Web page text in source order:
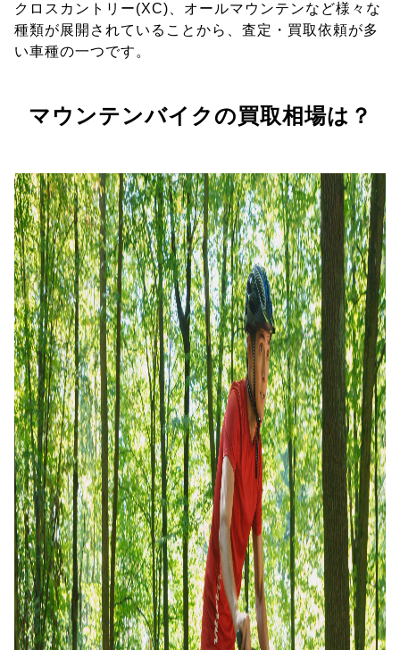
クロスカントリー(XC)、オールマウンテンなど様々な
種類が展開されていることから、査定・買取依頼が多
い車種の一つです。
マウンテンバイクの買取相場は？